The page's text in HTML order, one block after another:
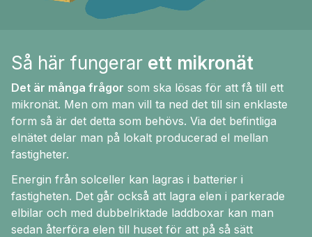
Så här fungerar ett mikronät
Det är många frågor som ska lösas för att få till ett
mikronät. Men om man vill ta ned det till sin enklaste
form så är det detta som behövs. Via det befintliga
elnätet delar man på lokalt producerad el mellan
fastigheter.
Energin från solceller kan lagras i batterier i
fastigheten. Det går också att lagra elen i parkerade
elbilar och med dubbelriktade laddboxar kan man
sedan återföra elen till huset för att på så sätt